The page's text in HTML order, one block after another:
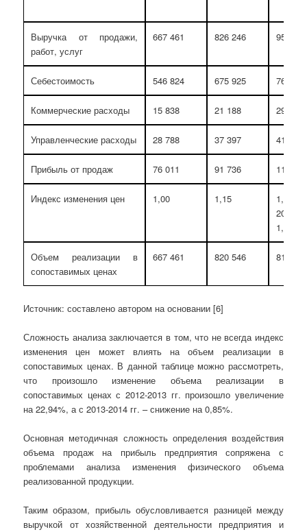
Выручка от продажи,
работ, услуг
667 461 826 246 951
Себестоимость 546 824 675 925 769
Коммерческие расходы 15 838 21 188 29 727
Управленческие расходы 28 788 37 397 41 118
Прибыль от продаж 76 011 91 736 111
Индекс изменения цен 1,00 1,15
1,17
1,00)
Объем реализации в
сопоставимых ценах
667 461 820 546 813
Источник: составлено автором на основании [6]
Сложность анализа заключается в том, что не всегда индекс
изменения цен может влиять на объем реализации в
сопоставимых ценах. В данной таблице можно рассмотреть,
что произошло изменение объема реализации в
сопоставимых ценах с 2012-2013 гг. произошло увеличение
на 22,94%, а с 2013-2014 гг. – снижение на 0,85%.
Основная методичная сложность определения воздействия
объема продаж на прибыль предприятия сопряжена с
проблемами анализа изменения физического объема
реализованной продукции.
Таким образом, прибыль обусловливается разницей между
выручкой от хозяйственной деятельности предприятия и